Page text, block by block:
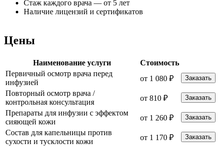
Стаж каждого врача — от 5 лет
Наличие лицензий и сертификатов
Цены
Наименование услуги
Стоимость
Первичный осмотр врача перед
инфузией
от 1 080 ₽ Заказать
Повторный осмотр врача /
контрольная консультация
от 810 ₽ Заказать
Препараты для инфузии с эффектом
сияющей кожи
от 1 260 ₽ Заказать
Состав для капельницы против
сухости и тусклости кожи
от 1 170 ₽ Заказать